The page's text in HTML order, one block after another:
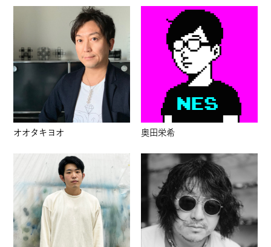
オオタキヨオ 奥田栄希